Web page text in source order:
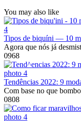
You may also like
Tipos de biquíni — 10
Agora que nós já
0968
Tendências 2022: 9
Com base no que
0808